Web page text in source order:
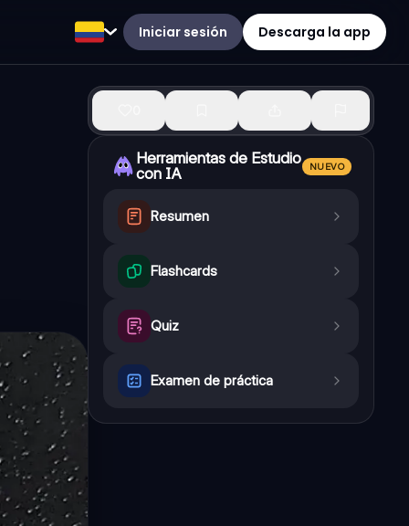
Iniciar sesión Descarga la app
Herramientas de Estudio
con IA
NUEVO
Resumen
Flashcards
Quiz
Examen de práctica